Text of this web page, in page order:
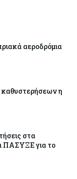
το δ.σ.,
και της
στάση
κρίσιμων
αεροδρόμια
η
στα
ΠΑΣΥΞΕ για το